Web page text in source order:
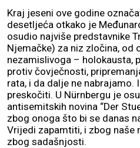
Kraj jeseni ove godine
desetljeća otkako je
osudio najviše predstavnike
Njemačke) za niz zločina, od
nezamislivoga – holokausta,
protiv čovječnosti,
rata, i da dalje ne nabrajamo.
preskočiti. U Nürnbergu je
antisemitskih novina “Der
zbog onoga što bi se danas
Vrijedi zapamtiti, i zbog naše
zbog sadašnjosti.